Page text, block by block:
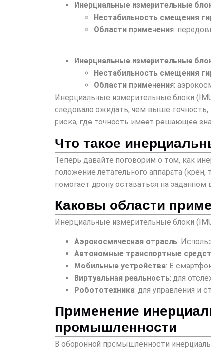
Инерциальные измерительные
Нестабильность смещения
Области применения:
Инерциальные измерительные
Нестабильность смещения
Области применения:
Инерциальные измерительные блоки
следовало ожидать, чем выше
риска, где точность имеет решающее
Что такое
Теперь давайте поговорим о том, как
положение летательного аппарата
помогает дрону оставаться на
Каковы области
Инерциальные измерительные блоки
Аэрокосмическая отрасль:
Автономные транспортные
Мобильные устройства: В
Виртуальная реальность: для
Робототехника: для управления и
Применение
промышленности
В оборонной промышленности